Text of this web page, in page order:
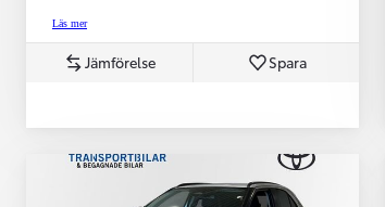
Läs mer
Jämförelse Spara